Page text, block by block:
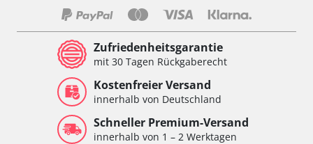
Zufriedenheitsgarantie
mit 30 Tagen Rückgaberecht
Kostenfreier Versand
innerhalb von Deutschland
Schneller Premium-Versand
innerhalb von 1 – 2 Werktagen